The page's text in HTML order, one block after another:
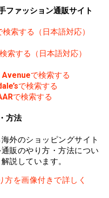
ファッション通販サイト
検索する（日本語対応）
索する（日本語対応）
で検索する
で検索する
で検索する
方法
外のショッピングサイト
販のやり方・方法につい
説しています。
を画像付きで詳しく